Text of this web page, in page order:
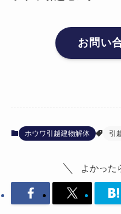
お問い
ホウワ引越建物解体 引
よかった